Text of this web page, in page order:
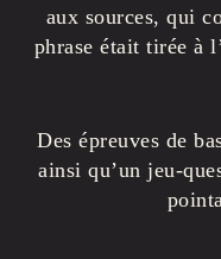
aux sources, qui
phrase était tirée à
Des épreuves de
ainsi qu’un jeu-